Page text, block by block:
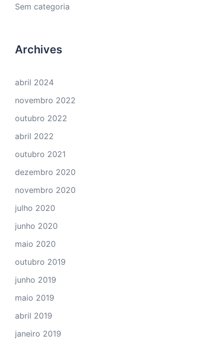
Sem categoria
Archives
abril 2024
novembro 2022
outubro 2022
abril 2022
outubro 2021
dezembro 2020
novembro 2020
julho 2020
junho 2020
maio 2020
outubro 2019
junho 2019
maio 2019
abril 2019
janeiro 2019